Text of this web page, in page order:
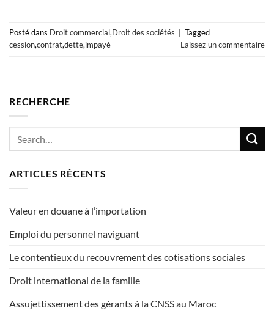
Posté dans Droit commercial,Droit des sociétés
Tagged
cession,contrat,dette,impayé Laissez un commentaire
RECHERCHE
ARTICLES RÉCENTS
Valeur en douane à l’importation
Emploi du personnel naviguant
Le contentieux du recouvrement des cotisations sociales
Droit international de la famille
Assujettissement des gérants à la CNSS au Maroc